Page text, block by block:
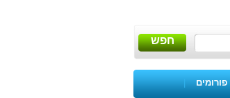
חפש
פורומים |